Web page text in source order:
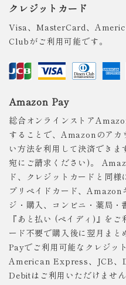
クレジットカード
Visa、MasterCard、
Clubがご利用可能です。
Amazon Pay
総合オンラインストア
することで、Amazonのアカ
い方法を利用して決済でき
宛にご請求ください)。
ド、クレジットカードと同様
プリペイドカード、Amazon
ジ・購入、コンビニ・薬局
『あと払い (ペイディ)』を
ード不要で購入後に翌月ま
Payでご利用可能なクレジッ
American Express、JCB、
Debitはご利用いただけませ